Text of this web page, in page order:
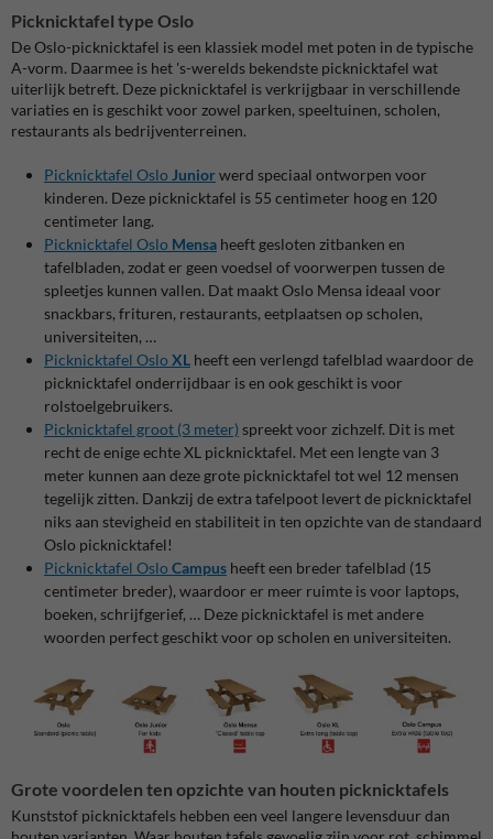
Picknicktafel type Oslo
De Oslo-picknicktafel is een klassiek model met poten in de typische
A-vorm. Daarmee is het 's-werelds bekendste picknicktafel wat
uiterlijk betreft. Deze picknicktafel is verkrijgbaar in verschillende
variaties en is geschikt voor zowel parken, speeltuinen, scholen,
restaurants als bedrijventerreinen.
Picknicktafel Oslo Juniorwerd speciaal ontworpen voor
kinderen. Deze picknicktafel is 55 centimeter hoog en 120
centimeter lang.
Picknicktafel Oslo Mensa heeft gesloten zitbanken en
tafelbladen, zodat er geen voedsel of voorwerpen tussen de
spleetjes kunnen vallen. Dat maakt Oslo Mensa ideaal voor
snackbars, frituren, restaurants, eetplaatsen op scholen,
universiteiten, …
Picknicktafel Oslo XL heeft een verlengd tafelblad waardoor de
picknicktafel onderrijdbaar is en ook geschikt is voor
rolstoelgebruikers.
Picknicktafel groot (3 meter) spreekt voor zichzelf. Dit is met
recht de enige echte XL picknicktafel. Met een lengte van 3
meter kunnen aan deze grote picknicktafel tot wel 12 mensen
tegelijk zitten. Dankzij de extra tafelpoot levert de picknicktafel
niks aan stevigheid en stabiliteit in ten opzichte van de standaard
Oslo picknicktafel!
Picknicktafel Oslo Campus heeft een breder tafelblad (15
centimeter breder), waardoor er meer ruimte is voor laptops,
boeken, schrijfgerief, … Deze picknicktafel is met andere
woorden perfect geschikt voor op scholen en universiteiten.
Grote voordelen ten opzichte van houten picknicktafels
Kunststof picknicktafels hebben een veel langere levensduur dan